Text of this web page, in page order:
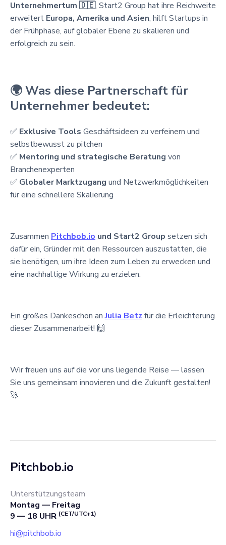
Unternehmertum 🇩🇪, Start2 Group hat ihre Reichweite
erweitert Europa, Amerika und Asien, hilft Startups in
der Frühphase, auf globaler Ebene zu skalieren und
erfolgreich zu sein.
🌍Was diese Partnerschaft für
Unternehmer bedeutet:
✅ Exklusive Tools Geschäftsideen zu verfeinern und
selbstbewusst zu pitchen
✅ Mentoring und strategische Beratung von
Branchenexperten
✅ Globaler Marktzugang und Netzwerkmöglichkeiten
für eine schnellere Skalierung
Zusammen Pitchbob.io und Start2 Group setzen sich
dafür ein, Gründer mit den Ressourcen auszustatten, die
sie benötigen, um ihre Ideen zum Leben zu erwecken und
eine nachhaltige Wirkung zu erzielen.
Ein großes Dankeschön anJulia Betz für die Erleichterung
dieser Zusammenarbeit! 🙌
Wir freuen uns auf die vor uns liegende Reise — lassen
Sie uns gemeinsam innovieren und die Zukunft gestalten!
🚀
Pitchbob.io
Unterstützungsteam
Montag — Freitag
9 — 18 UHR (CET/UTC+1)
hi@pitchbob.io